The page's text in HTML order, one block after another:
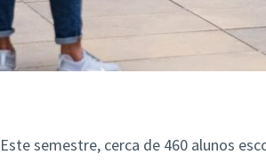
Este semestre, cerca de 460 alunos